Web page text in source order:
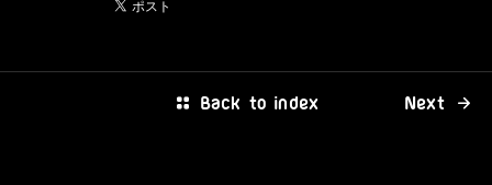
Back to index Next